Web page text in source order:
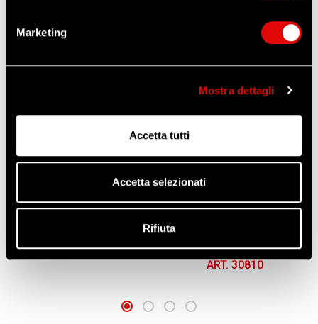
Marketing
Mostra dettagli
Accetta tutti
Accetta selezionati
Rifiuta
GUANTI NAPPA DORSO SKY
ART. 30250R
SPALMATI IN POLIURETANO
BIANCO
ART. 30810